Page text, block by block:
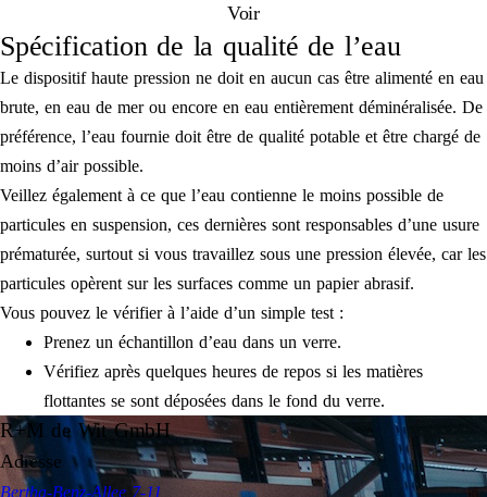
Voir
Spécification de la qualité de l’eau
Le dispositif haute pression ne doit en aucun cas être alimenté en eau
brute, en eau de mer ou encore en eau entièrement déminéralisée. De
préférence, l’eau fournie doit être de qualité potable et être chargé de
moins d’air possible.
Veillez également à ce que l’eau contienne le moins possible de
particules en suspension, ces dernières sont responsables d’une usure
prématurée, surtout si vous travaillez sous une pression élevée, car les
particules opèrent sur les surfaces comme un papier abrasif.
Vous pouvez le vérifier à l’aide d’un simple test :
Prenez un échantillon d’eau dans un verre.
Vérifiez après quelques heures de repos si les matières
flottantes se sont déposées dans le fond du verre.
R+M de Wit GmbH
Adresse
Bertha-Benz-Allee 7-11